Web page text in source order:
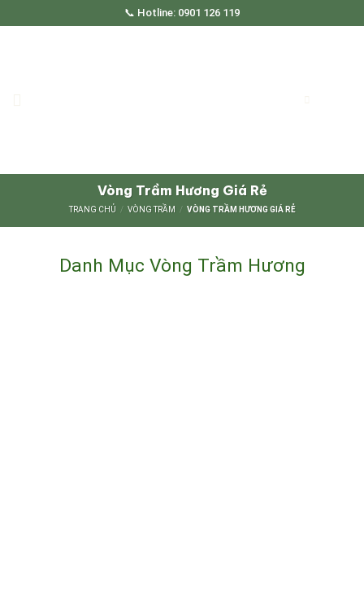
to
📞 Hotline: 0901 126 119
Vòng Trầm Hương Giá Rẻ
TRANG CHỦ / VÒNG TRẦM / VÒNG TRẦM HƯƠNG GIÁ RẺ
Danh Mục Vòng Trầm Hương